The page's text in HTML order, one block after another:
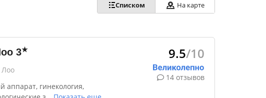
Списком На карте
3★
Лоо
аппарат, гинекология,
9.5/10
14 отзывов